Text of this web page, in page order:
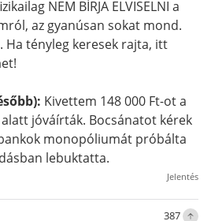
NEM BÍRJA ELVISELNI a
az gyanúsan sokat mond.
Ha tényleg keresek rajta, itt
Kivettem 148 000 Ft-ot a
jóváírták. Bocsánatot kérek
monopóliumát próbálta
lebuktatta.
Jelentés
387